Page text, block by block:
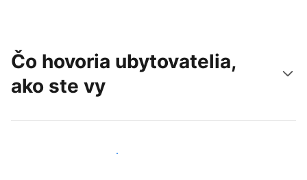
Čo hovoria ubytovatelia,
ako ste vy
Pridať sa k podobným ubytovateľom